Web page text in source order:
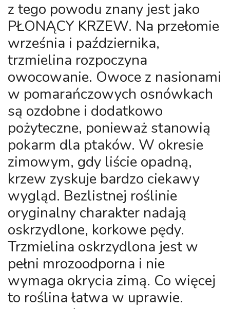
z tego powodu znany jest jako
PŁONĄCY KRZEW. Na przełomie
września i października,
trzmielina rozpoczyna
owocowanie. Owoce z nasionami
w pomarańczowych osnówkach
są ozdobne i dodatkowo
pożyteczne, ponieważ stanowią
pokarm dla ptaków. W okresie
zimowym, gdy liście opadną,
krzew zyskuje bardzo ciekawy
wygląd. Bezlistnej roślinie
oryginalny charakter nadają
oskrzydlone, korkowe pędy.
Trzmielina oskrzydlona jest w
pełni mrozoodporna i nie
wymaga okrycia zimą. Co więcej
to roślina łatwa w uprawie.